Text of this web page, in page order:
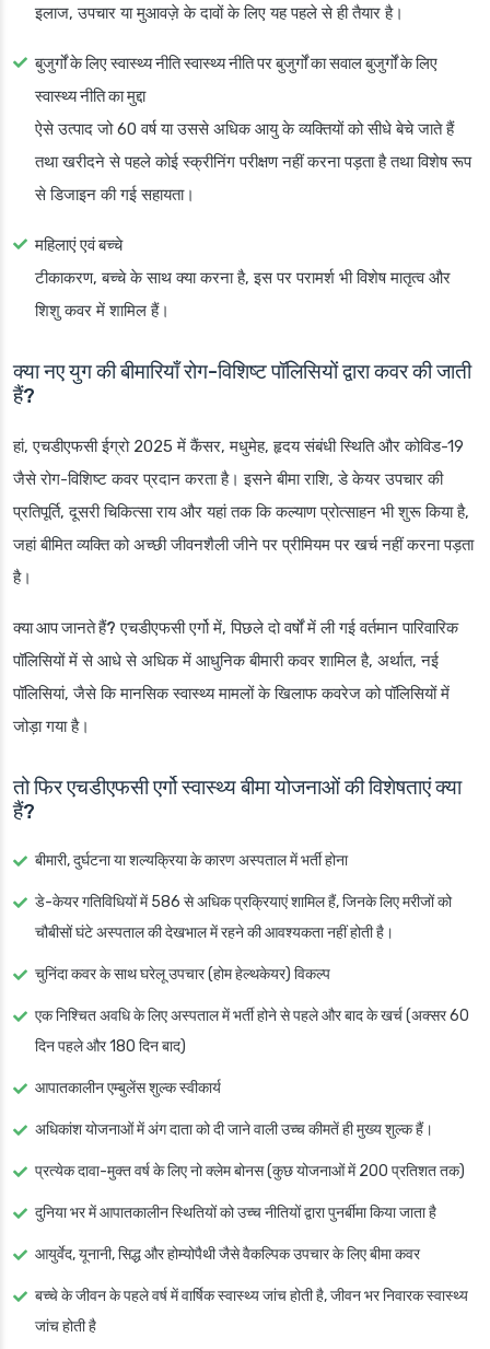
इलाज, उपचार या मुआवज़े के दावों के लिए यह पहले से ही तैयार है।
बुजुर्गों के लिए स्वास्थ्य नीति स्वास्थ्य नीति पर बुजुर्गों का सवाल बुजुर्गों के लिए
स्वास्थ्य नीति का मुद्दा
ऐसे उत्पाद जो 60 वर्ष या उससे अधिक आयु के व्यक्तियों को सीधे बेचे जाते हैं
तथा खरीदने से पहले कोई स्क्रीनिंग परीक्षण नहीं करना पड़ता है तथा विशेष रूप
से डिजाइन की गई सहायता।
महिलाएं एवं बच्चे
टीकाकरण, बच्चे के साथ क्या करना है, इस पर परामर्श भी विशेष मातृत्व और
शिशु कवर में शामिल हैं।
क्या नए युग की बीमारियाँ रोग-विशिष्ट पॉलिसियों द्वारा कवर की जाती
हैं?
हां, एचडीएफसी ईग्रो 2025 में कैंसर, मधुमेह, हृदय संबंधी स्थिति और कोविड-19
जैसे रोग-विशिष्ट कवर प्रदान करता है। इसने बीमा राशि, डे केयर उपचार की
प्रतिपूर्ति, दूसरी चिकित्सा राय और यहां तक कि कल्याण प्रोत्साहन भी शुरू किया है,
जहां बीमित व्यक्ति को अच्छी जीवनशैली जीने पर प्रीमियम पर खर्च नहीं करना पड़ता
है।
क्या आप जानते हैं? एचडीएफसी एर्गो में, पिछले दो वर्षों में ली गई वर्तमान पारिवारिक
पॉलिसियों में से आधे से अधिक में आधुनिक बीमारी कवर शामिल है, अर्थात, नई
पॉलिसियां, जैसे कि मानसिक स्वास्थ्य मामलों के खिलाफ कवरेज को पॉलिसियों में
जोड़ा गया है।
तो फिर एचडीएफसी एर्गो स्वास्थ्य बीमा योजनाओं की विशेषताएं क्या
हैं?
बीमारी, दुर्घटना या शल्यक्रिया के कारण अस्पताल में भर्ती होना
डे-केयर गतिविधियों में 586 से अधिक प्रक्रियाएं शामिल हैं, जिनके लिए मरीजों को
चौबीसों घंटे अस्पताल की देखभाल में रहने की आवश्यकता नहीं होती है।
चुनिंदा कवर के साथ घरेलू उपचार (होम हेल्थकेयर) विकल्प
एक निश्चित अवधि के लिए अस्पताल में भर्ती होने से पहले और बाद के खर्च (अक्सर 60
दिन पहले और 180 दिन बाद)
आपातकालीन एम्बुलेंस शुल्क स्वीकार्य
अधिकांश योजनाओं में अंग दाता को दी जाने वाली उच्च कीमतें ही मुख्य शुल्क हैं।
प्रत्येक दावा-मुक्त वर्ष के लिए नो क्लेम बोनस (कुछ योजनाओं में 200 प्रतिशत तक)
दुनिया भर में आपातकालीन स्थितियों को उच्च नीतियों द्वारा पुनर्बीमा किया जाता है
आयुर्वेद, यूनानी, सिद्ध और होम्योपैथी जैसे वैकल्पिक उपचार के लिए बीमा कवर
बच्चे के जीवन के पहले वर्ष में वार्षिक स्वास्थ्य जांच होती है, जीवन भर निवारक स्वास्थ्य
जांच होती है